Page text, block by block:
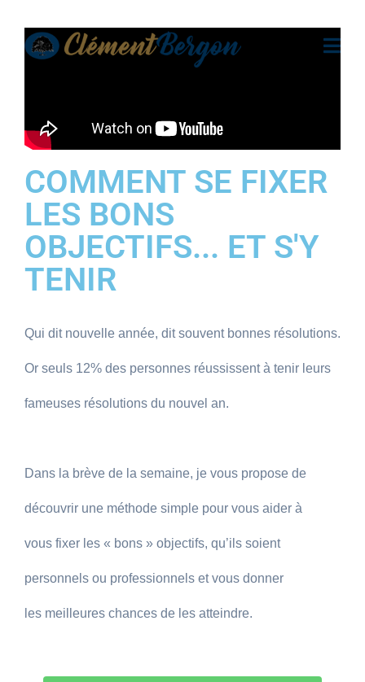
COMMENT SE FIXER
LES BONS
OBJECTIFS... ET S'Y
TENIR
Qui dit nouvelle année, dit souvent bonnes résolutions.
Or seuls 12% des personnes réussissent à tenir leurs
fameuses résolutions du nouvel an.
Dans la brève de la semaine, je vous propose de
découvrir une méthode simple pour vous aider à
vous fixer les « bons » objectifs, qu’ils soient
personnels ou professionnels et vous donner
les meilleures chances de les atteindre.